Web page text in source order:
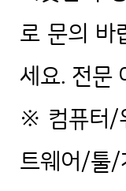
로 문의 바
세요. 전문
※ 컴퓨터/
트웨어/툴/